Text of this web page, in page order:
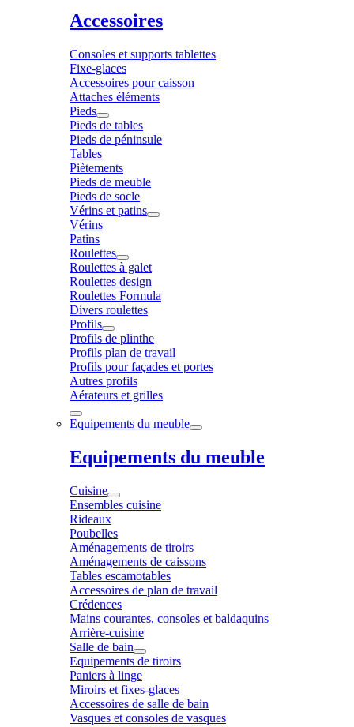
Accessoires
Consoles et supports tablettes
Fixe-glaces
Accessoires pour caisson
Attaches éléments
Pieds
Pieds de tables
Pieds de péninsule
Tables
Piètements
Pieds de meuble
Pieds de socle
Vérins et patins
Vérins
Patins
Roulettes
Roulettes à galet
Roulettes design
Roulettes Formula
Divers roulettes
Profils
Profils de plinthe
Profils plan de travail
Profils pour façades et portes
Autres profils
Aérateurs et grilles
Equipements du meuble
Equipements du meuble
Cuisine
Ensembles cuisine
Rideaux
Poubelles
Aménagements de tiroirs
Aménagements de caissons
Tables escamotables
Accessoires de plan de travail
Crédences
Mains courantes, consoles et baldaquins
Arrière-cuisine
Salle de bain
Equipements de tiroirs
Paniers à linge
Miroirs et fixes-glaces
Accessoires de salle de bain
Vasques et consoles de vasques